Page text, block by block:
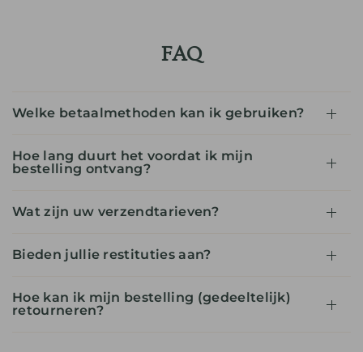
FAQ
Welke betaalmethoden kan ik gebruiken?
Hoe lang duurt het voordat ik mijn
bestelling ontvang?
Wat zijn uw verzendtarieven?
Bieden jullie restituties aan?
Hoe kan ik mijn bestelling (gedeeltelijk)
retourneren?